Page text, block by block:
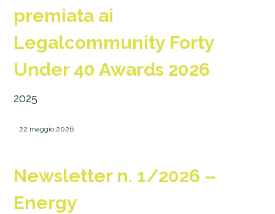
premiata ai
Legalcommunity Forty
Under 40 Awards 2026
2025
22 maggio 2026
Newsletter n. 1/2026 –
Energy